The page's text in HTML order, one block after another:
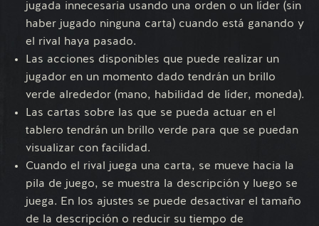
jugada innecesaria usando una orden o un líder (sin
haber jugado ninguna carta) cuando está ganando y
el rival haya pasado.
Las acciones disponibles que puede realizar un
jugador en un momento dado tendrán un brillo
verde alrededor (mano, habilidad de líder, moneda).
Las cartas sobre las que se pueda actuar en el
tablero tendrán un brillo verde para que se puedan
visualizar con facilidad.
Cuando el rival juega una carta, se mueve hacia la
pila de juego, se muestra la descripción y luego se
juega. En los ajustes se puede desactivar el tamaño
de la descripción o reducir su tiempo de